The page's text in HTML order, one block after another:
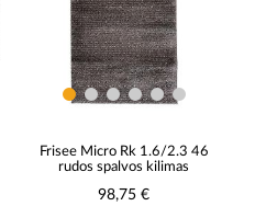
Frisee Micro Rk 1.6/2.3 46
rudos spalvos kilimas
98,75 €